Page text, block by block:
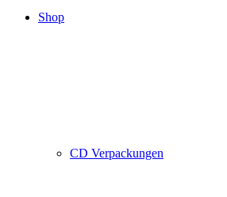
Shop
CD Verpackungen